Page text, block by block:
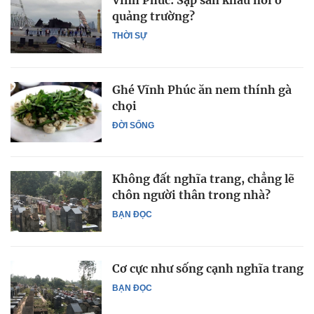
THỜI SỰ
quảng trường?
ĐỜI SỐNG
Ghé Vĩnh Phúc ăn nem thính gà
chọi
BẠN ĐỌC
Không đất nghĩa trang, chẳng lẽ
chôn người thân trong nhà?
BẠN ĐỌC
Cơ cực như sống cạnh nghĩa trang